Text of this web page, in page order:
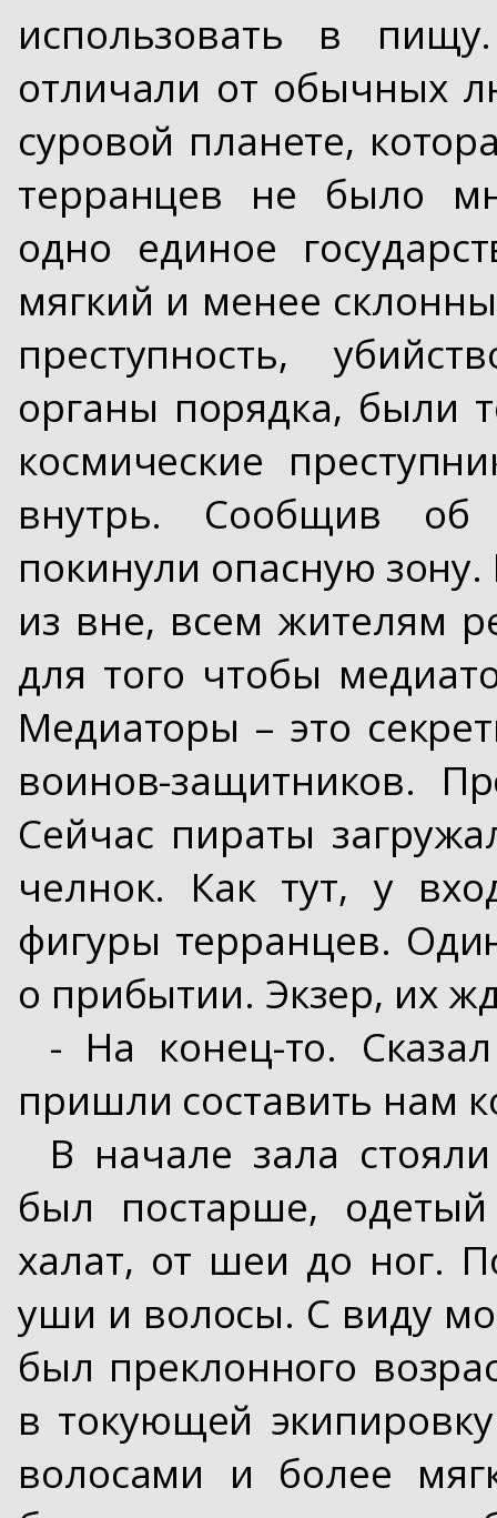
использовать в
отличали от обычных
суровой планете,
терранцев не было
одно единое
мягкий и менее
преступность,
органы порядка, были
космические
внутрь. Сообщив об
покинули опасную
из вне, всем жителям
для того чтобы
Медиаторы – это
воинов-защитников.
Сейчас пираты
челнок. Как тут, у
фигуры терранцев.
о прибытии. Экзер, их
- На конец-то.
пришли составить нам
В начале зала
был постарше,
халат, от шеи до ног.
уши и волосы. С виду
был преклонного
в токующей
волосами и более